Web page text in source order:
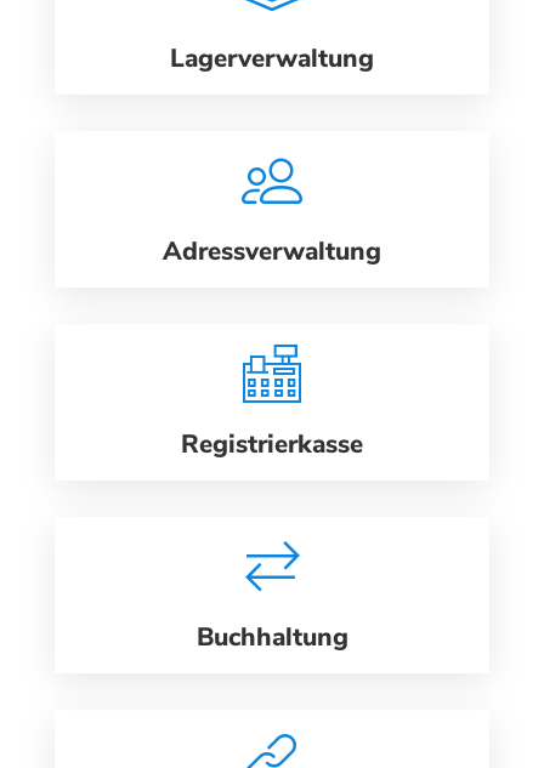
Lagerverwaltung
Adressverwaltung
Registrierkasse
Buchhaltung